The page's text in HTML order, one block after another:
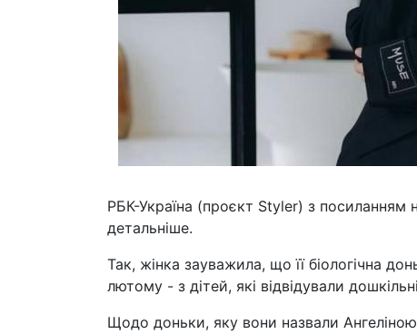
РБК-Україна (проєкт Styler) з посиланням
детальніше.
Так, жінка зауважила, що її біологічна
лютому - з дітей, які відвідували
Щодо доньки, яку вони назвали